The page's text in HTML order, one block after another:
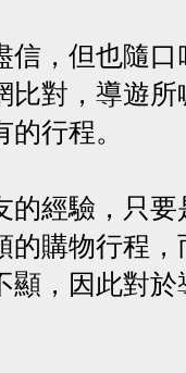
信，但也隨
比對，導遊
行程。
的經驗，只
的購物行程
顯，因此對